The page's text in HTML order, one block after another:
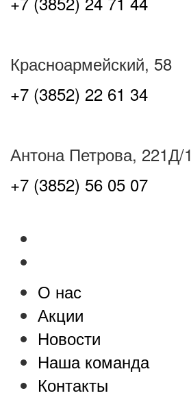
Красноармейский, 58
+7 (3852) 22 61 34
Антона Петрова, 221Д/1
+7 (3852) 56 05 07
О нас
Акции
Новости
Наша команда
Контакты